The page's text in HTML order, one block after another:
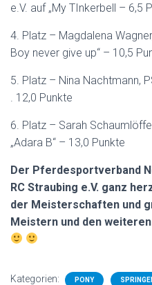
e.V. auf „My TInkerbell – 6,5
4. Platz – Magdalena
Boy never give up“ – 10,5
5. Platz – Nina Nachtmann,
. 12,0 Punkte
6. Platz – Sarah
„Adara B“ – 13,0 Punkte
Der Pferdesportverband
RC Straubing e.V. ganz
der Meisterschaften und
Meistern und den
Kategorien: PONY